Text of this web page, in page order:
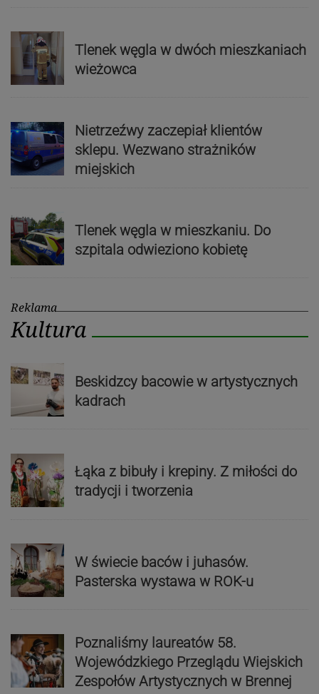
Tlenek węgla w dwóch mieszkaniach
wieżowca
Nietrzeźwy zaczepiał klientów
sklepu. Wezwano strażników
miejskich
Tlenek węgla w mieszkaniu. Do
szpitala odwieziono kobietę
Reklama
Kultura
Beskidzcy bacowie w artystycznych
kadrach
Łąka z bibuły i krepiny. Z miłości do
tradycji i tworzenia
W świecie baców i juhasów.
Pasterska wystawa w ROK-u
Poznaliśmy laureatów 58.
Wojewódzkiego Przeglądu Wiejskich
Zespołów Artystycznych w Brennej